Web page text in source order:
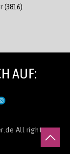
(3816)
AUF:
All rights